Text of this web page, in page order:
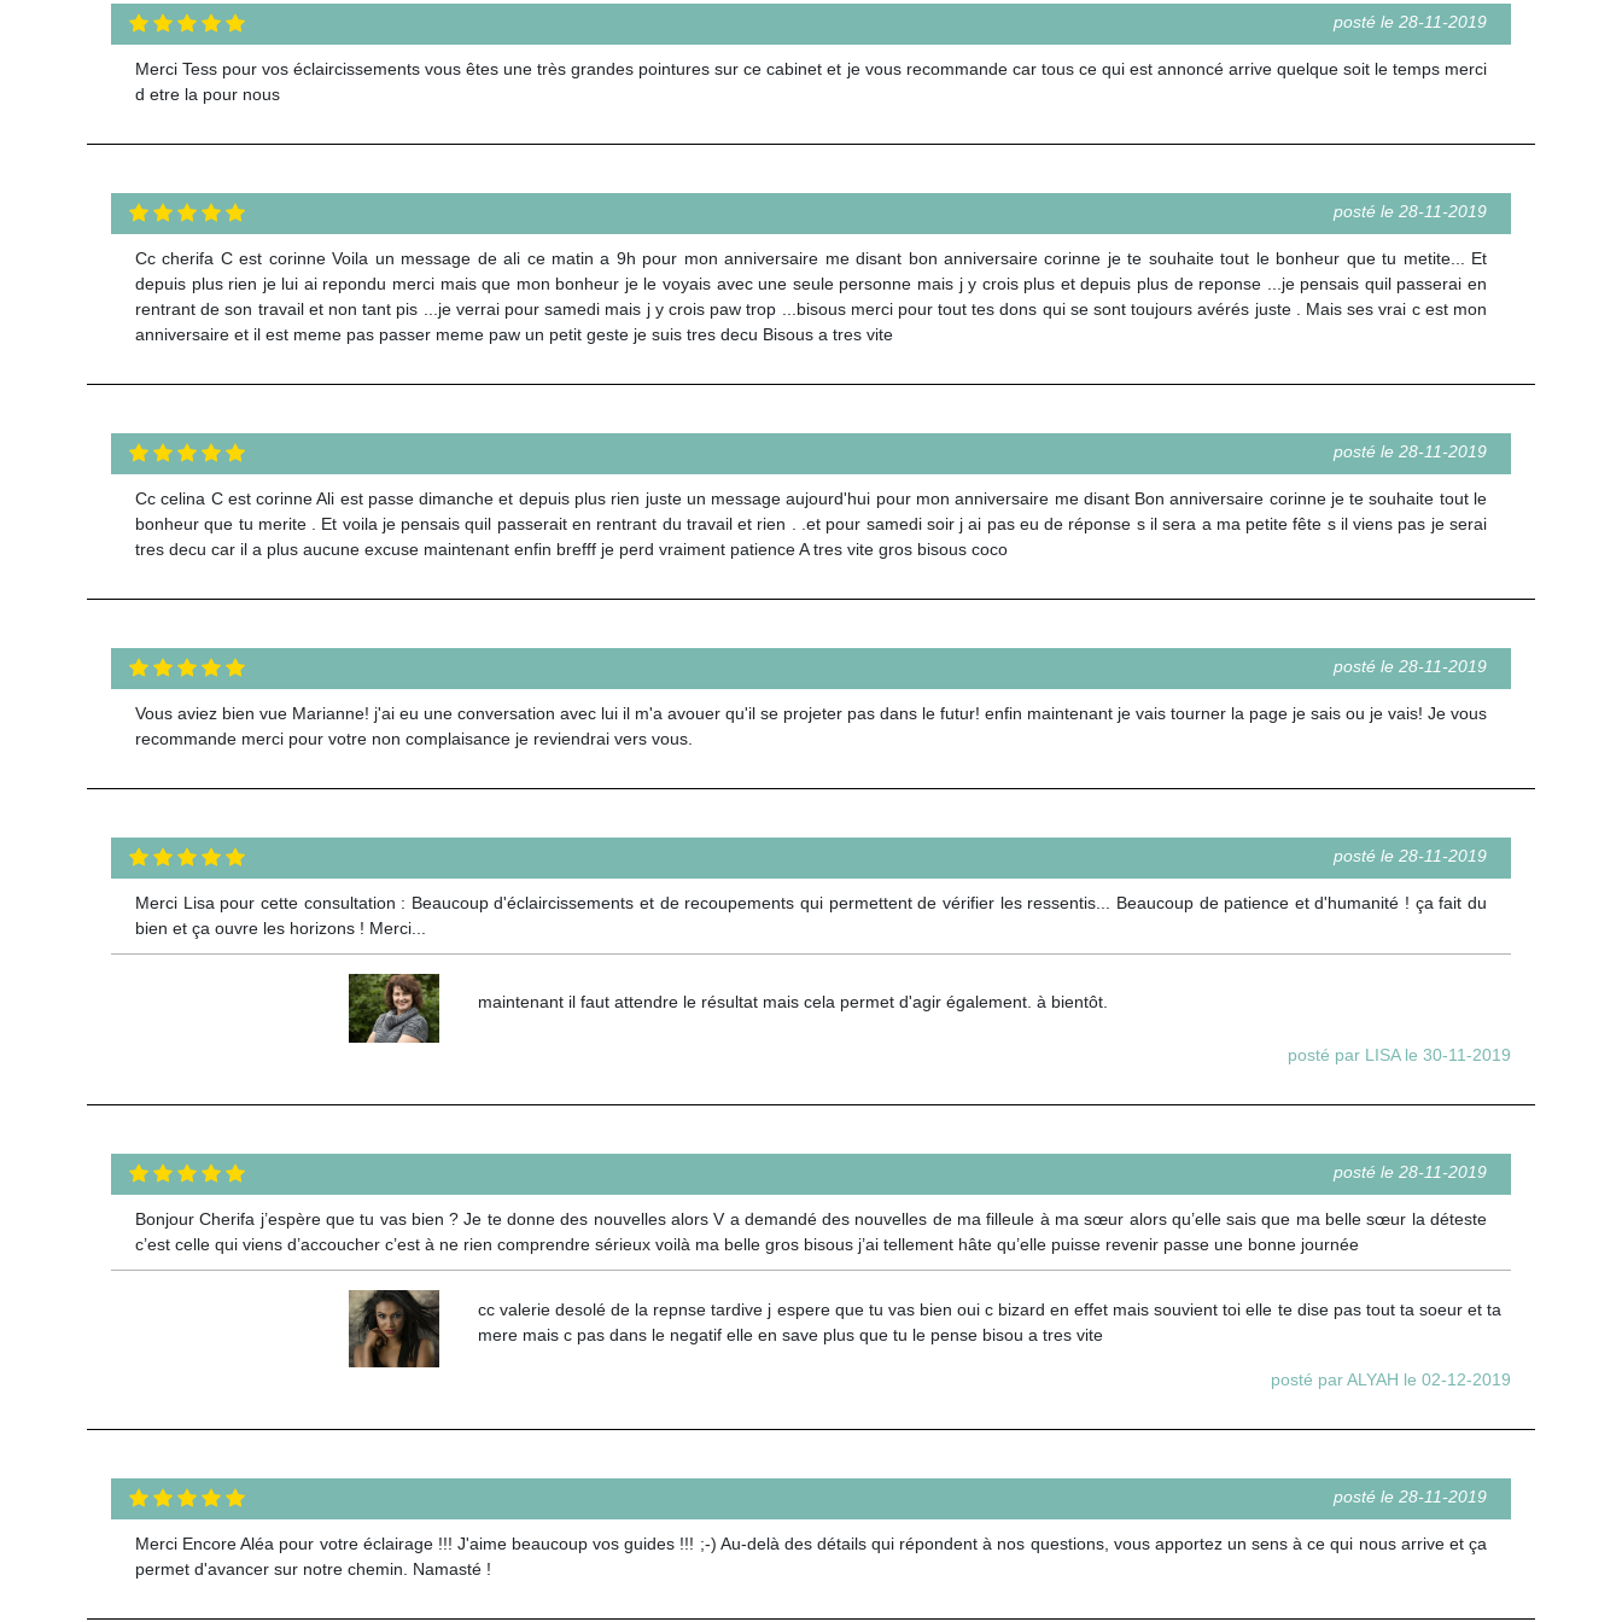
posté le 28-11-2019
Merci Tess pour vos éclaircissements vous êtes une très grandes pointures sur ce cabinet et je vous recommande car tous ce qui est annoncé arrive quelque soit le temps merci
d etre la pour nous
posté le 28-11-2019
Cc cherifa C est corinne Voila un message de ali ce matin a 9h pour mon anniversaire me disant bon anniversaire corinne je te souhaite tout le bonheur que tu metite... Et
depuis plus rien je lui ai repondu merci mais que mon bonheur je le voyais avec une seule personne mais j y crois plus et depuis plus de reponse ...je pensais quil passerai en
rentrant de son travail et non tant pis ...je verrai pour samedi mais j y crois paw trop ...bisous merci pour tout tes dons qui se sont toujours avérés juste . Mais ses vrai c est mon
anniversaire et il est meme pas passer meme paw un petit geste je suis tres decu Bisous a tres vite
posté le 28-11-2019
Cc celina C est corinne Ali est passe dimanche et depuis plus rien juste un message aujourd'hui pour mon anniversaire me disant Bon anniversaire corinne je te souhaite tout le
bonheur que tu merite . Et voila je pensais quil passerait en rentrant du travail et rien . .et pour samedi soir j ai pas eu de réponse s il sera a ma petite fête s il viens pas je serai
tres decu car il a plus aucune excuse maintenant enfin brefff je perd vraiment patience A tres vite gros bisous coco
posté le 28-11-2019
Vous aviez bien vue Marianne! j'ai eu une conversation avec lui il m'a avouer qu'il se projeter pas dans le futur! enfin maintenant je vais tourner la page je sais ou je vais! Je vous
recommande merci pour votre non complaisance je reviendrai vers vous.
posté le 28-11-2019
Merci Lisa pour cette consultation : Beaucoup d'éclaircissements et de recoupements qui permettent de vérifier les ressentis... Beaucoup de patience et d'humanité ! ça fait du
bien et ça ouvre les horizons ! Merci...
maintenant il faut attendre le résultat mais cela permet d'agir également. à bientôt.
posté par LISA le 30-11-2019
posté le 28-11-2019
Bonjour Cherifa j’espère que tu vas bien ? Je te donne des nouvelles alors V a demandé des nouvelles de ma filleule à ma sœur alors qu’elle sais que ma belle sœur la déteste
c’est celle qui viens d’accoucher c’est à ne rien comprendre sérieux voilà ma belle gros bisous j’ai tellement hâte qu’elle puisse revenir passe une bonne journée
cc valerie desolé de la repnse tardive j espere que tu vas bien oui c bizard en effet mais souvient toi elle te dise pas tout ta soeur et ta
mere mais c pas dans le negatif elle en save plus que tu le pense bisou a tres vite
posté par ALYAH le 02-12-2019
posté le 28-11-2019
Merci Encore Aléa pour votre éclairage !!! J'aime beaucoup vos guides !!! ;-) Au-delà des détails qui répondent à nos questions, vous apportez un sens à ce qui nous arrive et ça
permet d'avancer sur notre chemin. Namasté !